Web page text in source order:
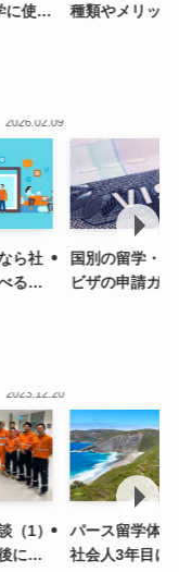
に使え
種類やメリッ
ら社
る！
国別の留学・
ビザの申請ガ
2026.02.09
（1）
に留
パース留学体
社会人3年目に
2023.12.20